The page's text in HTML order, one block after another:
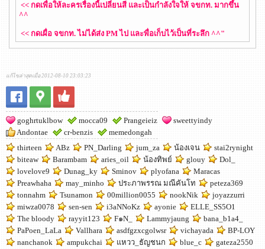
<< กดเพื่อให้ละครเรื่องนี้เปลี่ยนสี และเป็นกำลังใจให้ จขกท. มากขึ้น
^^
<< กดเผื่อ จขกท. ไม่ได้ส่ง PM ไป และพื่อเก็บไว้เป็นที่ระลึก ^^"
แก้ไขล่าสุดเมื่อ 2012-08-10 23:03:23
goghrtuklbow mocca09 Prangeieiz
sweettyindy
Andontae
cr-benzis
memedongah
thirteen
ABz PN_Darling jum_za น้องเจน
stai2rynight
biteaw
Barambam aries_oil น้องทิพย์ glouy
Dol_
lovelove9
Dunag_ky Sminov plyofana
Maracas
Preawhaha
may_minho ประภาพรรณ มณีคันโท
peteza369
tonnahm
Tsunamon 00million0055 nookNik
joyazzurri
miwza0078
sen-sen i3aNNoKz ayonie
ELLE_SS5O1
The bloody
rayyit123 F๑N_ Lammyjaung
bana_b1a4_
PaPoen_LaLa
Vallhara asdfgzxcgolwsr vichayada
BP-LOY
nanchanok
ampukchai แหวว_ธัญชนก blue_c
gateza2550